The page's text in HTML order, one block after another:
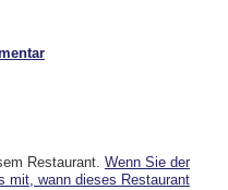
Restaurant. Wenn Sie der
mit, wann dieses Restaurant